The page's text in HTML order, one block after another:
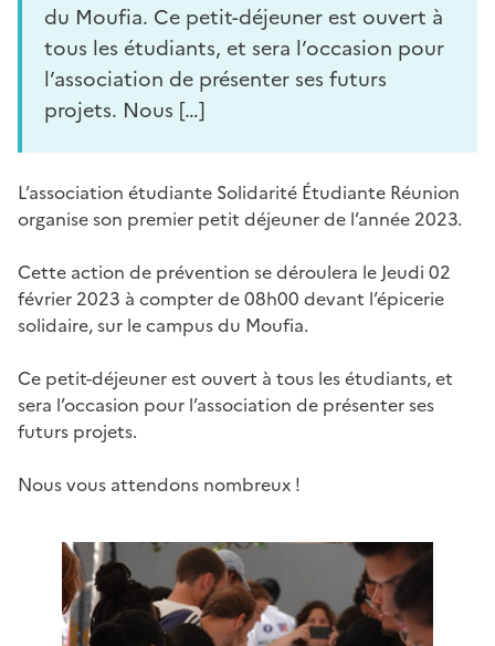
du Moufia. Ce petit-déjeuner est ouvert à
tous les étudiants, et sera l’occasion pour
l’association de présenter ses futurs
projets. Nous […]
L’association étudiante Solidarité Étudiante Réunion
organise son premier petit déjeuner de l’année 2023.
Cette action de prévention se déroulera le Jeudi 02
février 2023 à compter de 08h00 devant l’épicerie
solidaire, sur le campus du Moufia.
Ce petit-déjeuner est ouvert à tous les étudiants, et
sera l’occasion pour l’association de présenter ses
futurs projets.
Nous vous attendons nombreux !